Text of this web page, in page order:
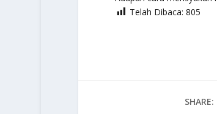
Telah Dibaca: 805
SHARE: